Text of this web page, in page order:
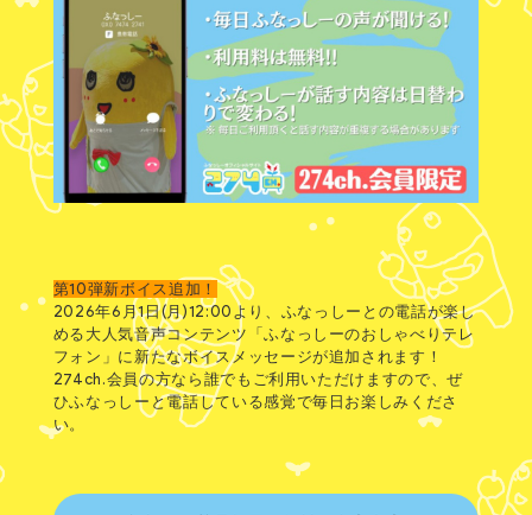
第10弾新ボイス追加！
2026年6月1日(月)12:00より、ふなっしーとの電話が楽し
める大人気音声コンテンツ「ふなっしーのおしゃべりテレ
フォン」に新たなボイスメッセージが追加されます！
274ch.会員の方なら誰でもご利用いただけますので、ぜ
ひふなっしーと電話している感覚で毎日お楽しみくださ
い。